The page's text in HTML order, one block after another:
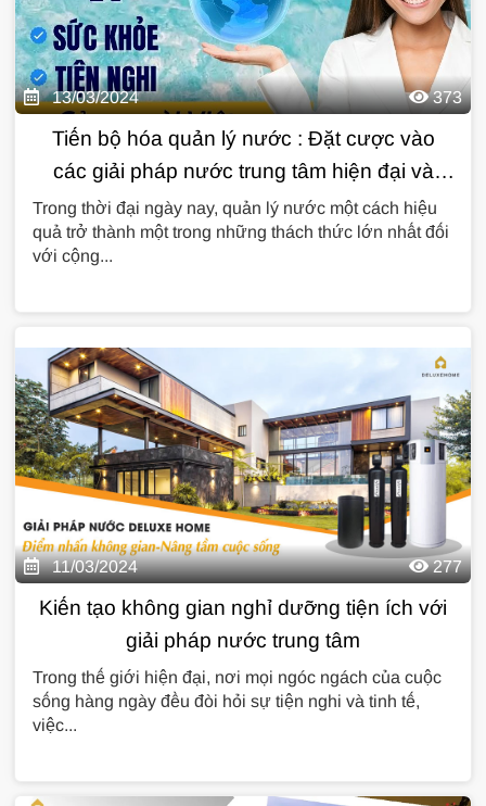
13/03/2024 373
Tiến bộ hóa quản lý nước : Đặt cược vào
các giải pháp nước trung tâm hiện đại và
bền vững của Deluxe Home
Trong thời đại ngày nay, quản lý nước một cách hiệu
quả trở thành một trong những thách thức lớn nhất đối
với cộng...
11/03/2024 277
Kiến tạo không gian nghỉ dưỡng tiện ích với
giải pháp nước trung tâm
Trong thế giới hiện đại, nơi mọi ngóc ngách của cuộc
sống hàng ngày đều đòi hỏi sự tiện nghi và tinh tế,
việc...